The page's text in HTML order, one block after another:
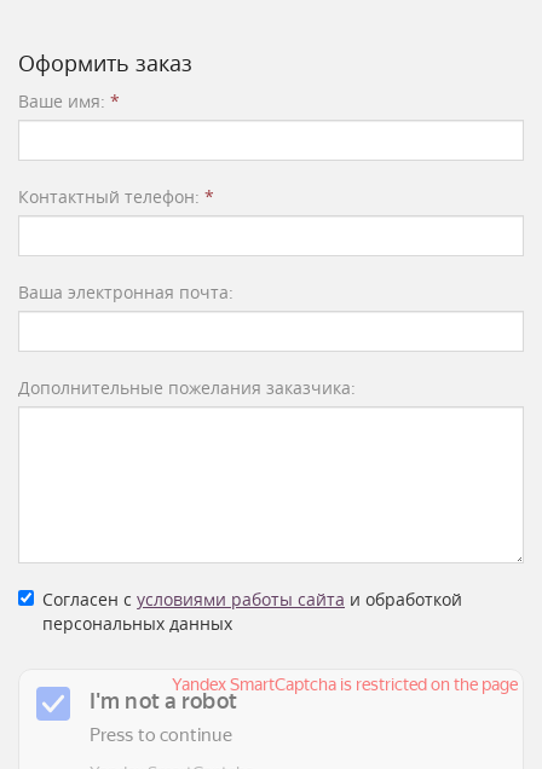
Оформить заказ
Ваше имя: *
Контактный телефон: *
Ваша электронная почта:
Дополнительные пожелания заказчика:
Согласен с условиями работы сайта и обработкой
персональных данных